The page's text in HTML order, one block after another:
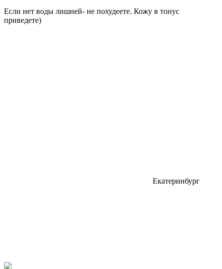
Если нет воды лишней- не похудеете. Кожу в тонус
приведете)
Екатеринбург